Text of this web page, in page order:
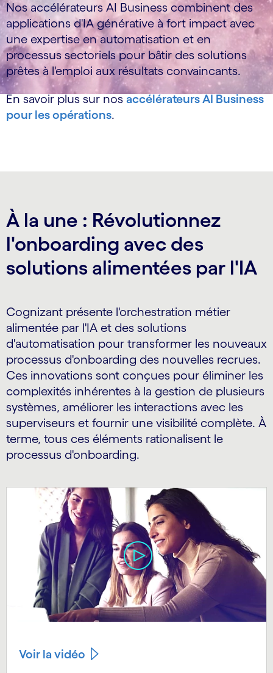
Nos accélérateurs AI Business combinent des
applications d'IA générative à fort impact avec
une expertise en automatisation et en
processus sectoriels pour bâtir des solutions
prêtes à l'emploi aux résultats convaincants.
En savoir plus sur nos accélérateurs AI Business
pour les opérations.
À la une : Révolutionnez
l'onboarding avec des
solutions alimentées par l'IA
Cognizant présente l'orchestration métier
alimentée par l'IA et des solutions
d'automatisation pour transformer les nouveaux
processus d'onboarding des nouvelles recrues.
Ces innovations sont conçues pour éliminer les
complexités inhérentes à la gestion de plusieurs
systèmes, améliorer les interactions avec les
superviseurs et fournir une visibilité complète. À
terme, tous ces éléments rationalisent le
processus d'onboarding.
Voir la vidéo